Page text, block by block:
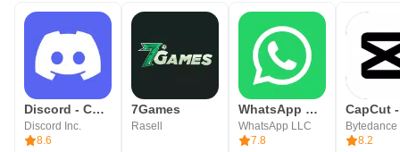
Discord - Converse e Jogue
Discord Inc.
8.6
7Games
Rasell
WhatsApp Messenger
WhatsApp LLC
7.8
8.2